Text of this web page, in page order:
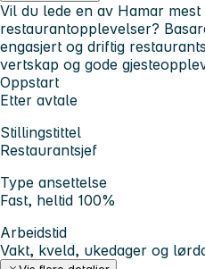
Vil du lede en av Hamar mest
restaurantopplevelser?
engasjert og driftig
vertskap og gode
Oppstart
Etter avtale
Stillingstittel
Restaurantsjef
Type ansettelse
Fast, heltid 100%
Arbeidstid
Vakt, kveld, ukedager og